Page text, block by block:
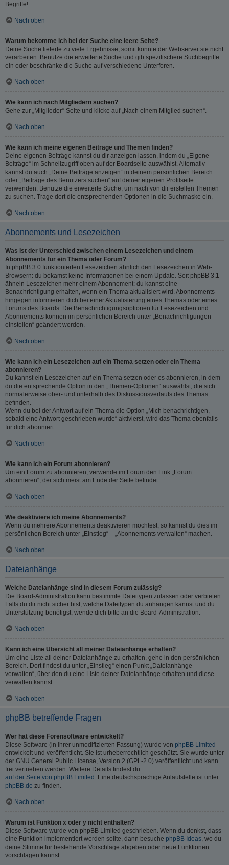
Begriffe!
Nach oben
Warum bekomme ich bei der Suche eine leere Seite?
Deine Suche lieferte zu viele Ergebnisse, somit konnte der Webserver sie nicht
verarbeiten. Benutze die erweiterte Suche und gib spezifischere Suchbegriffe
ein oder beschränke die Suche auf verschiedene Unterforen.
Nach oben
Wie kann ich nach Mitgliedern suchen?
Gehe zur „Mitglieder“-Seite und klicke auf „Nach einem Mitglied suchen“.
Nach oben
Wie kann ich meine eigenen Beiträge und Themen finden?
Deine eigenen Beiträge kannst du dir anzeigen lassen, indem du „Eigene
Beiträge“ im Schnellzugriff oben auf der Boardseite auswählst. Alternativ
kannst du auch „Deine Beiträge anzeigen“ in deinem persönlichen Bereich
oder „Beiträge des Benutzers suchen“ auf deiner eigenen Profilseite
verwenden. Benutze die erweiterte Suche, um nach von dir erstellen Themen
zu suchen. Trage dort die entsprechenden Optionen in die Suchmaske ein.
Nach oben
Abonnements und Lesezeichen
Was ist der Unterschied zwischen einem Lesezeichen und einem
Abonnements für ein Thema oder Forum?
In phpBB 3.0 funktionierten Lesezeichen ähnlich den Lesezeichen in Web-
Browsern: du bekamst keine Informationen bei einem Update. Seit phpBB 3.1
ähneln Lesezeichen mehr einem Abonnement: du kannst eine
Benachrichtigung erhalten, wenn ein Thema aktualisiert wird. Abonnements
hingegen informieren dich bei einer Aktualisierung eines Themas oder eines
Forums des Boards. Die Benachrichtigungsoptionen für Lesezeichen und
Abonnements können im persönlichen Bereich unter „Benachrichtigungen
einstellen“ geändert werden.
Nach oben
Wie kann ich ein Lesezeichen auf ein Thema setzen oder ein Thema
abonnieren?
Du kannst ein Lesezeichen auf ein Thema setzen oder es abonnieren, in dem
du die entsprechende Option in den „Themen-Optionen“ auswählst, die sich
normalerweise ober- und unterhalb des Diskussionsverlaufs des Themas
befinden.
Wenn du bei der Antwort auf ein Thema die Option „Mich benachrichtigen,
sobald eine Antwort geschrieben wurde“ aktivierst, wird das Thema ebenfalls
für dich abonniert.
Nach oben
Wie kann ich ein Forum abonnieren?
Um ein Forum zu abonnieren, verwende im Forum den Link „Forum
abonnieren“, der sich meist am Ende der Seite befindet.
Nach oben
Wie deaktiviere ich meine Abonnements?
Wenn du mehrere Abonnements deaktivieren möchtest, so kannst du dies im
persönlichen Bereich unter „Einstieg“ – „Abonnements verwalten“ machen.
Nach oben
Dateianhänge
Welche Dateianhänge sind in diesem Forum zulässig?
Die Board-Administration kann bestimmte Dateitypen zulassen oder verbieten.
Falls du dir nicht sicher bist, welche Dateitypen du anhängen kannst und du
Unterstützung benötigst, wende dich bitte an die Board-Administration.
Nach oben
Kann ich eine Übersicht all meiner Dateianhänge erhalten?
Um eine Liste all deiner Dateianhänge zu erhalten, gehe in den persönlichen
Bereich. Dort findest du unter „Einstieg“ einen Punkt „Dateianhänge
verwalten“, über den du eine Liste deiner Dateianhänge erhalten und diese
verwalten kannst.
Nach oben
phpBB betreffende Fragen
Wer hat diese Forensoftware entwickelt?
Diese Software (in ihrer unmodifizierten Fassung) wurde von phpBB Limited
entwickelt und veröffentlicht. Sie ist urheberrechtlich geschützt. Sie wurde unter
der GNU General Public License, Version 2 (GPL-2.0) veröffentlicht und kann
frei vertrieben werden. Weitere Details findest du
auf der Seite von phpBB Limited . Eine deutschsprachige Anlaufstelle ist unter
phpBB.de zu finden.
Nach oben
Warum ist Funktion x oder y nicht enthalten?
Diese Software wurde von phpBB Limited geschrieben. Wenn du denkst, dass
eine Funktion implementiert werden sollte, dann besuche phpBB Ideas, wo du
deine Stimme für bestehende Vorschläge abgeben oder neue Funktionen
vorschlagen kannst.